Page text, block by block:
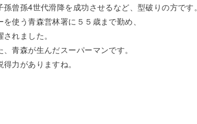
曾孫4世代滑降を成功させるなど、型破りの方です。
使う青森営林署に５５歳まで勤め、
れました。
青森が生んだスーパーマンです。
力がありますね。